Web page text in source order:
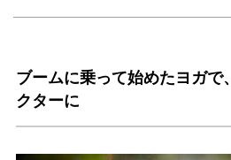
ブームに乗って始めたヨガで
クターに